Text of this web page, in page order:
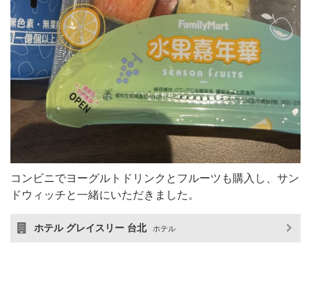
コンビニでヨーグルトドリンクとフルーツも購入し、サン
ドウィッチと一緒にいただきました。
ホテル グレイスリー 台北 ホテル